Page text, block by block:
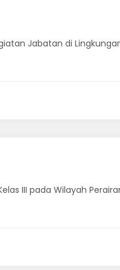
Jabatan di
III pada Wilayah